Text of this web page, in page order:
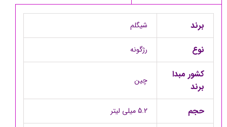
برند شیگلم
نوع رژگونه
کشور مبدا
برند
چین
حجم 5.2 میلی لیتر